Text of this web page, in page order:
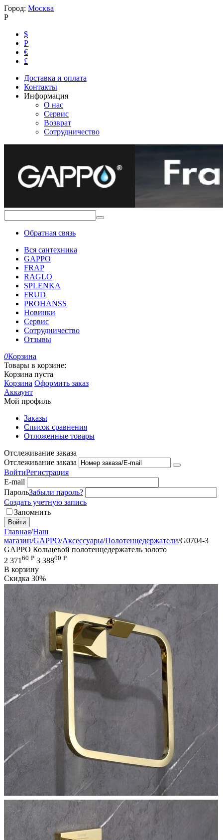
Город: Москва
Р
$
Р
€
£
Доставка и оплата
Контакты
Информация
О нас
Сервис
Возврат
Сотрудничество
Обратная связь
Вся сантехника
GAPPO
FRAP
RAGLO
SPLENKA
FRUD
PROHANSS
Новинки
Сервис
Сотрудничество
Отзывы
0Корзина
Товары в корзине:
Корзина пуста
Корзина Оформить заказ
Аккаунт
Мой профиль
Заказы
Список сравнения
Отложенные товары
Отслеживание заказа
Отслеживание заказа
ВойтиРегистрация
E-mail
ПарольЗабыли пароль?
Создать учетную запись
Запомнить
Войти
Главная/Наш
магазин/GAPPO/Аксессуары/Полотенцедержатели/G0704-3
GAPPO Кольцевой полотенцедержатель золото
2 371 60 Р 3 38800 Р
В корзину
Скидка 30%